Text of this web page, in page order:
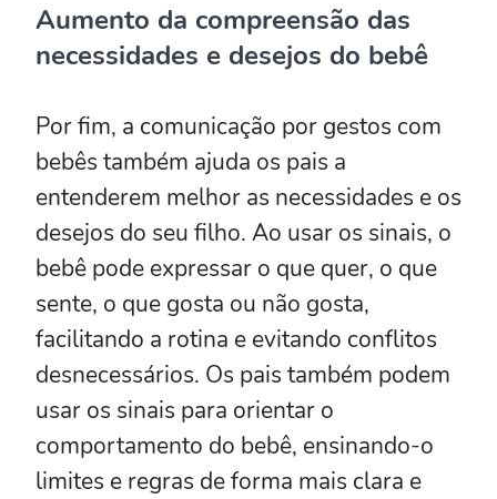
Aumento da compreensão das
necessidades e desejos do bebê
Por fim, a comunicação por gestos com
bebês também ajuda os pais a
entenderem melhor as necessidades e os
desejos do seu filho. Ao usar os sinais, o
bebê pode expressar o que quer, o que
sente, o que gosta ou não gosta,
facilitando a rotina e evitando conflitos
desnecessários. Os pais também podem
usar os sinais para orientar o
comportamento do bebê, ensinando-o
limites e regras de forma mais clara e